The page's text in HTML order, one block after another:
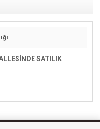
SATILIK